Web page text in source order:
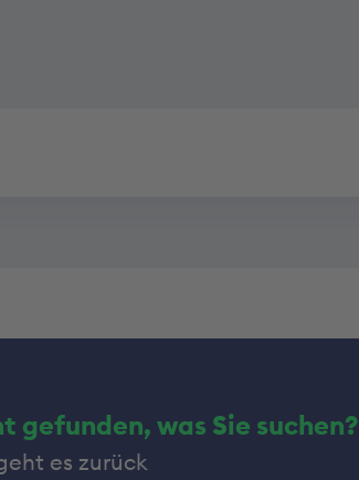
gefunden, was Sie suchen?
es zurück